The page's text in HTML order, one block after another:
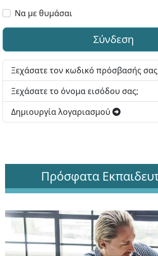
Να με θυμάσαι
Σύνδεση
Ξεχάσατε τον κωδικό πρόσβασής
Ξεχάσατε το όνομα εισόδου σας;
Δημιουργία λογαριασμού
Πρόσφατα